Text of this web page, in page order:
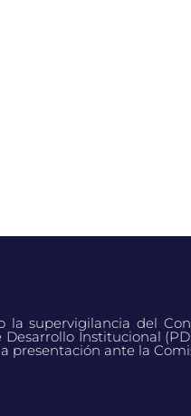
la supervigilancia del
Institucional
presentación ante la